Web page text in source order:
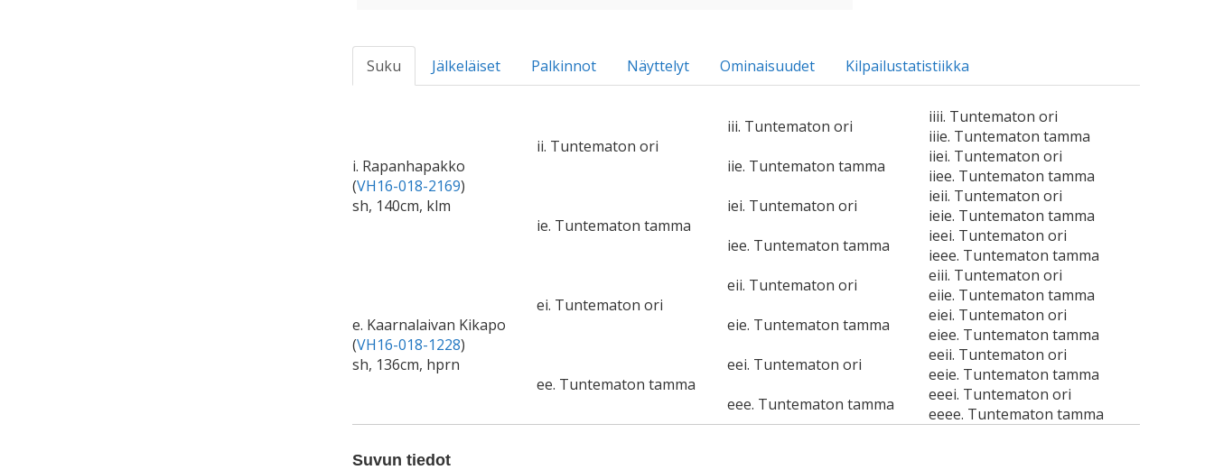
Suku Jälkeläiset Palkinnot Näyttelyt Ominaisuudet Kilpailustatistiikka
i. Rapanhapakko
(VH16-018-2169)
sh, 140cm, klm
ii. Tuntematon ori
iii. Tuntematon ori
iiii. Tuntematon ori
iiie. Tuntematon tamma
iie. Tuntematon tamma
iiei. Tuntematon ori
iiee. Tuntematon tamma
ie. Tuntematon tamma
iei. Tuntematon ori
ieii. Tuntematon ori
ieie. Tuntematon tamma
iee. Tuntematon tamma
ieei. Tuntematon ori
ieee. Tuntematon tamma
e. Kaarnalaivan Kikapo
(VH16-018-1228)
sh, 136cm, hprn
ei. Tuntematon ori
eii. Tuntematon ori
eiii. Tuntematon ori
eiie. Tuntematon tamma
eie. Tuntematon tamma
eiei. Tuntematon ori
eiee. Tuntematon tamma
ee. Tuntematon tamma
eei. Tuntematon ori
eeii. Tuntematon ori
eeie. Tuntematon tamma
eee. Tuntematon tamma
eeei. Tuntematon ori
eeee. Tuntematon tamma
Suvun tiedot